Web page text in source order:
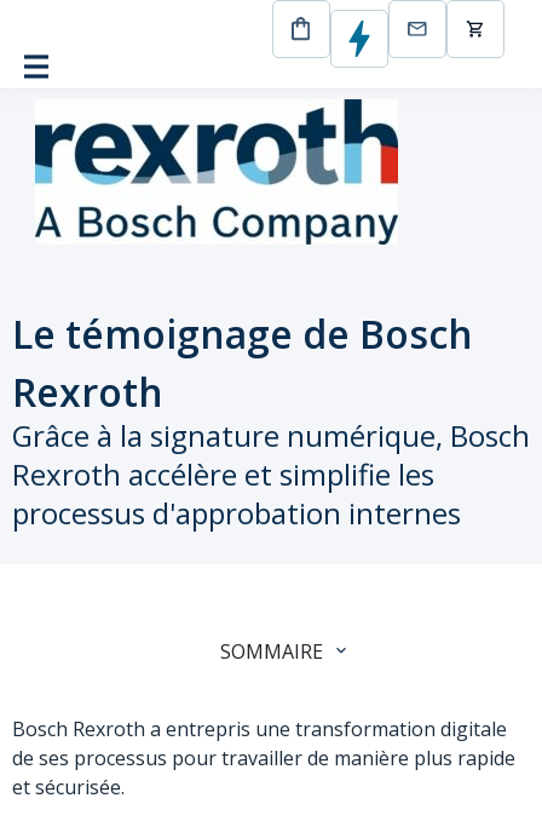
Le témoignage de Bosch
Rexroth
Grâce à la signature numérique, Bosch
Rexroth accélère et simplifie les
processus d'approbation internes
SOMMAIRE
Bosch Rexroth a entrepris une transformation digitale
de ses processus pour travailler de manière plus rapide
et sécurisée.